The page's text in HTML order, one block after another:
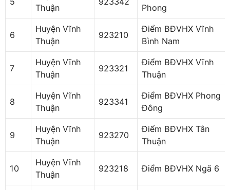
Thuận
Phong
6
Huyện Vĩnh
Thuận
923210
Điểm BĐVHX Vĩnh
Bình Nam
7
Huyện Vĩnh
Thuận
923321
Điểm BĐVHX Vĩnh
Thuận
8
Huyện Vĩnh
Thuận
923341
Điểm BĐVHX Phong
Đông
9
Huyện Vĩnh
Thuận
923270
Điểm BĐVHX Tân
Thuận
10
Huyện Vĩnh
Thuận
923218 Điểm BĐVHX Ngã 6